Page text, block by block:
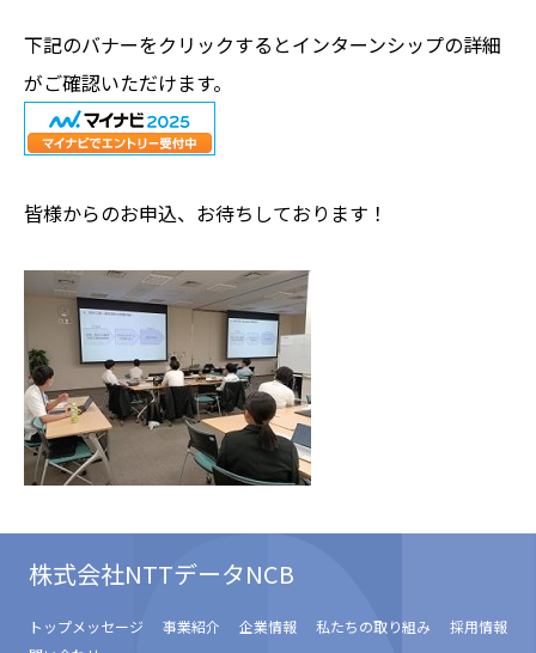
下記のバナーをクリックするとインターンシップの詳細
がご確認いただけます。
皆様からのお申込、お待ちしております！
株式会社NTTデータNCB
トップメッセージ 事業紹介 企業情報 私たちの取り組み
採用情報